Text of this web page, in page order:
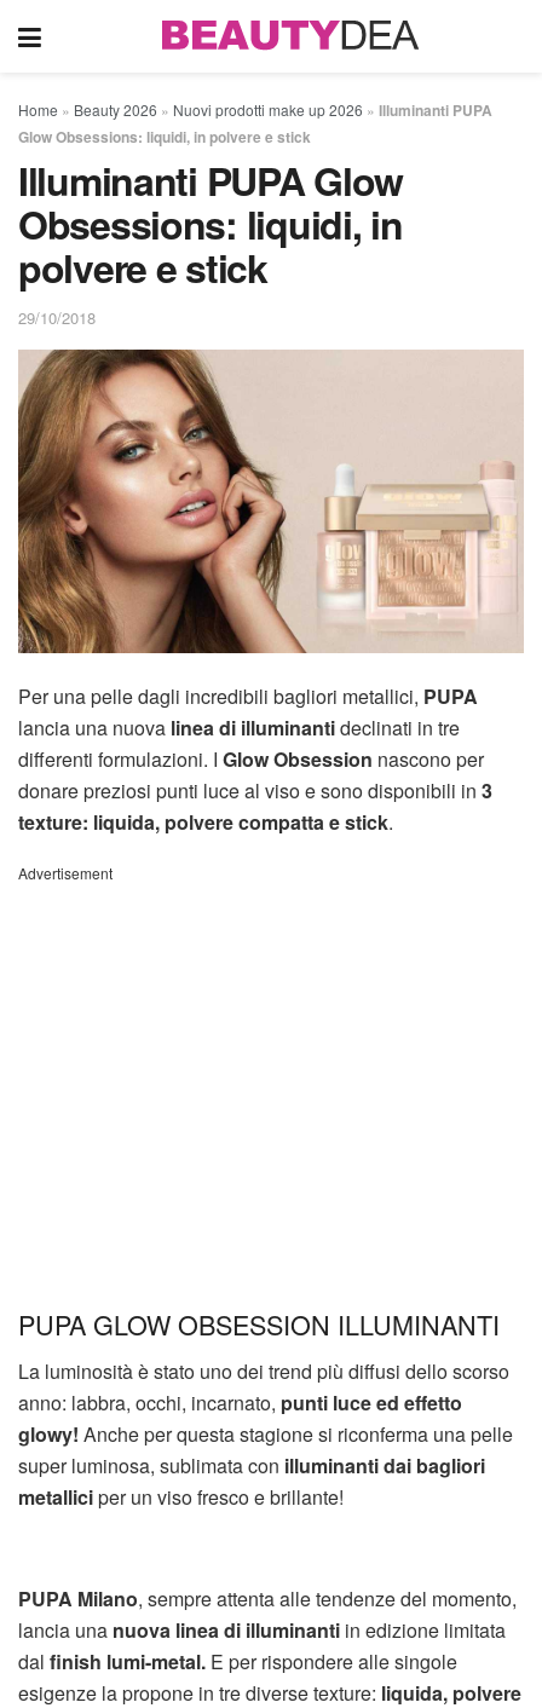
Home » Beauty 2026 » Nuovi prodotti make up 2026 » Illuminanti PUPA
Glow Obsessions: liquidi, in polvere e stick
Illuminanti PUPA Glow
Obsessions: liquidi, in
polvere e stick
29/10/2018
Per una pelle dagli incredibili bagliori metallici, PUPA
lancia una nuova linea di illuminantideclinati in tre
differenti formulazioni. I Glow Obsession nascono per
donare preziosi punti luce al viso e sono disponibili in 3
texture: liquida, polvere compatta e stick.
Advertisement
PUPA GLOW OBSESSION ILLUMINANTI
La luminosità è stato uno dei trend più diffusi dello scorso
anno: labbra, occhi, incarnato, punti luce ed effetto
glowy! Anche per questa stagione si riconferma una pelle
super luminosa, sublimata con illuminanti dai bagliori
metalliciper un viso fresco e brillante!
PUPA Milano, sempre attenta alle tendenze del momento,
lancia una nuova linea di illuminanti in edizione limitata
dal finish lumi-metal. E per rispondere alle singole
esigenze la propone in tre diverse texture: liquida, polvere